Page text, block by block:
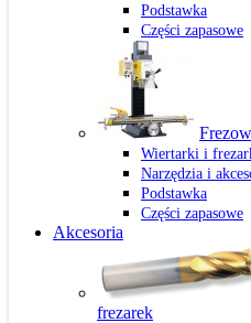
Podstawka
Części zapasowe
Wiertarki i
Narzędzia i
Podstawka
Części zapasowe
Akcesoria
frezarek